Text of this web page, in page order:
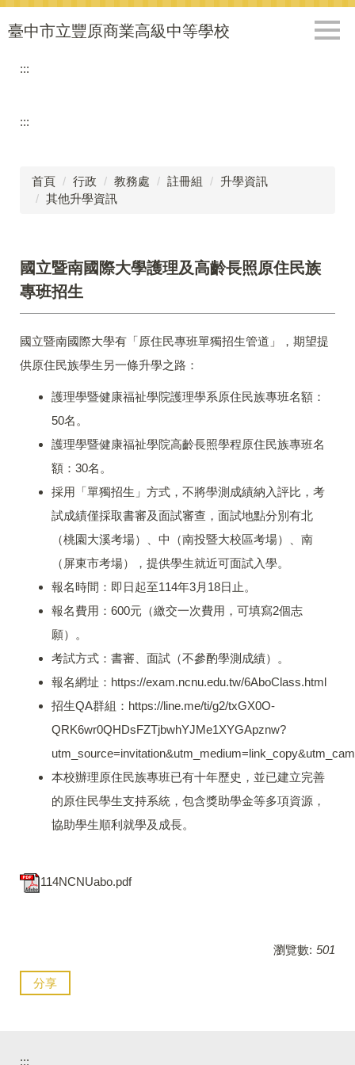
跳
到
臺中市立豐原商業高級中等學校
:::
:::
首頁 行政 教務處 註冊組
升學資訊
其他升學資訊
國立暨南國際大學護理及高齡長照原住民族
專班招生
國立暨南國際大學有「原住民專班單獨招生管道」，期望提
供原住民族學生另一條升學之路：
護理學暨健康福祉學院護理學系原住民族專班名額：
50名。
護理學暨健康福祉學院高齡長照學程原住民族專班名
額：30名。
採用「單獨招生」方式，不將學測成績納入評比，考
試成績僅採取書審及面試審查，面試地點分別有北
（桃園大溪考場）、中（南投暨大校區考場）、南
（屏東市考場），提供學生就近可面試入學。
報名時間：即日起至114年3月18日止。
報名費用：600元（繳交一次費用，可填寫2個志
願）。
考試方式：書審、面試（不參酌學測成績）。
報名網址：https://exam.ncnu.edu.tw/6AboClass.html
招生QA群組：https://line.me/ti/g2/txGX0O-
QRK6wr0QHDsFZTjbwhYJMe1XYGApznw?
本校辦理原住民族專班已有十年歷史，並已建立完善
的原住民學生支持系統，包含獎助學金等多項資源，
協助學生順利就學及成長。
114NCNUabo.pdf
瀏覽數: 501
分享
:::